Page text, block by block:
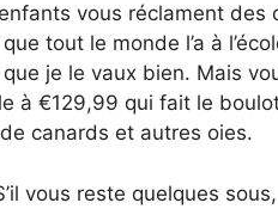
vous réclament
tout le monde l’a à
je le vaux bien. Mais
à €129,99 qui fait le
canards et autres oies.
vous reste quelques